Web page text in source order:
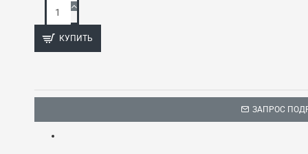
КУПИТЬ
ЗАПРОС